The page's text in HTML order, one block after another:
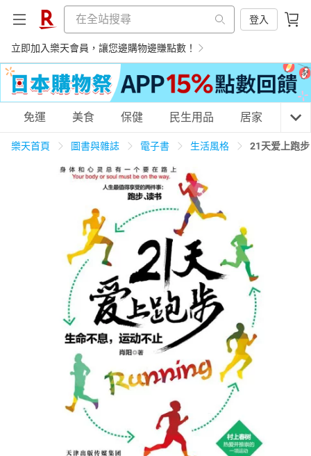
登入
立即加入樂天會員，讓您邊購物邊賺點數！
購物網分類
美食蛋糕 養生保健
3C家電 運動休閒 親子玩具
男裝 化妝保養 情趣用品
HOT
免運 美食 保健 民生用品 居家 3C
樂天首頁 圖書與雜誌 電子書 生活風格 21天爱上跑